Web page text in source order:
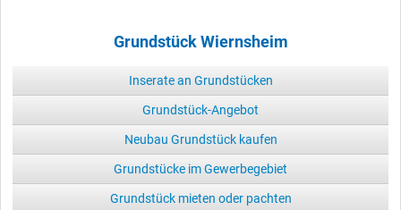
Grundstück Wiernsheim
Inserate an Grundstücken
Grundstück-Angebot
Neubau Grundstück kaufen
Grundstücke im Gewerbegebiet
Grundstück mieten oder pachten